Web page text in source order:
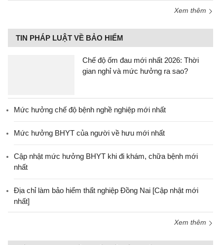
Xem thêm
TIN PHÁP LUẬT VỀ BẢO HIỂM
Chế độ ốm đau mới nhất 2026: Thời
gian nghỉ và mức hưởng ra sao?
Mức hưởng chế độ bệnh nghề nghiệp mới nhất
Mức hưởng BHYT của người về hưu mới nhất
Cập nhật mức hưởng BHYT khi đi khám, chữa bệnh mới
nhất
Địa chỉ làm bảo hiểm thất nghiệp Đồng Nai [Cập nhật mới
nhất]
Xem thêm